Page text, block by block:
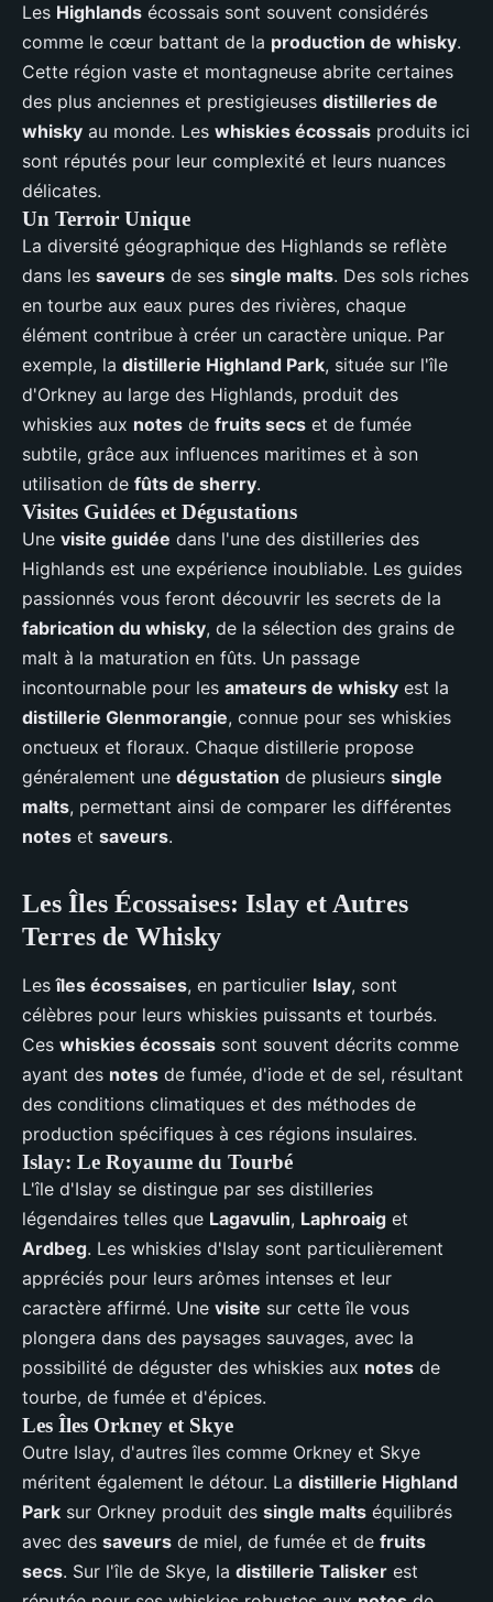
Les Highlands écossais sont souvent considérés
comme le cœur battant de la production de whisky.
Cette région vaste et montagneuse abrite certaines
des plus anciennes et prestigieuses distilleries de
whisky au monde. Les whiskies écossais produits ici
sont réputés pour leur complexité et leurs nuances
délicates.
Un Terroir Unique
La diversité géographique des Highlands se reflète
dans les saveurs de ses single malts. Des sols riches
en tourbe aux eaux pures des rivières, chaque
élément contribue à créer un caractère unique. Par
exemple, la distillerie Highland Park, située sur l'île
d'Orkney au large des Highlands, produit des
whiskies aux notes de fruits secs et de fumée
subtile, grâce aux influences maritimes et à son
utilisation de fûts de sherry.
Visites Guidées et Dégustations
Une visite guidée dans l'une des distilleries des
Highlands est une expérience inoubliable. Les guides
passionnés vous feront découvrir les secrets de la
fabrication du whisky, de la sélection des grains de
malt à la maturation en fûts. Un passage
incontournable pour les amateurs de whisky est la
distillerie Glenmorangie, connue pour ses whiskies
onctueux et floraux. Chaque distillerie propose
généralement une dégustation de plusieurs single
malts, permettant ainsi de comparer les différentes
notes et saveurs.
Les Îles Écossaises: Islay et Autres
Terres de Whisky
Lesîles écossaises, en particulier Islay, sont
célèbres pour leurs whiskies puissants et tourbés.
Ces whiskies écossais sont souvent décrits comme
ayant des notes de fumée, d'iode et de sel, résultant
des conditions climatiques et des méthodes de
production spécifiques à ces régions insulaires.
Islay: Le Royaume du Tourbé
L'île d'Islay se distingue par ses distilleries
légendaires telles que Lagavulin, Laphroaig et
Ardbeg. Les whiskies d'Islay sont particulièrement
appréciés pour leurs arômes intenses et leur
caractère affirmé. Une visite sur cette île vous
plongera dans des paysages sauvages, avec la
possibilité de déguster des whiskies aux notes de
tourbe, de fumée et d'épices.
Les Îles Orkney et Skye
Outre Islay, d'autres îles comme Orkney et Skye
méritent également le détour. La distillerie Highland
Park sur Orkney produit des single malts équilibrés
avec des saveurs de miel, de fumée et de fruits
secs. Sur l'île de Skye, la distillerie Talisker est